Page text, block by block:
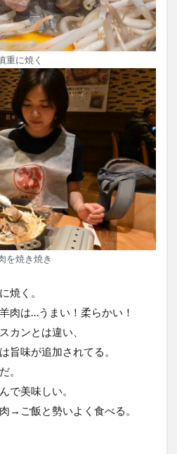
重に焼く
を焼き焼き
焼く。
肉は…うまい！柔らかい！
カンとは違い、
旨味が追加されてる。
。
で美味しい。
ご飯と勢いよく食べる。